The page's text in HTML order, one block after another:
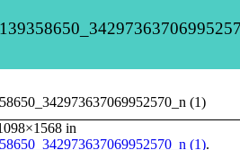
(1)
in
(1).